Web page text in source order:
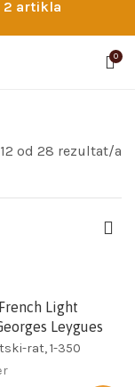
2 artikla
šiframa
0
od 28 rezultat/a
Light
Leygues
rat, 1-350